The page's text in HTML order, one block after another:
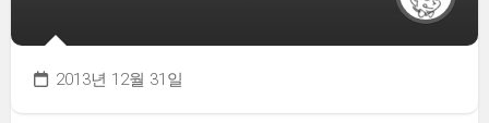
2013년 12월 31일